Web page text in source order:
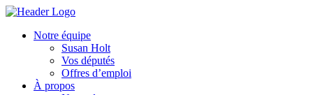
Skip
content
Homepage
Notre équipe
Susan Holt
Vos députés
Offres d’emploi
À propos